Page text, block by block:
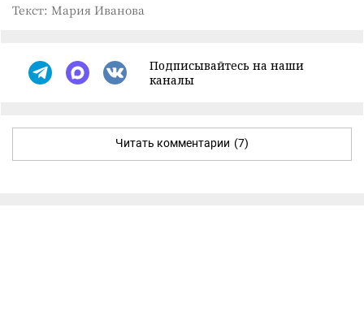
Текст: Мария Иванова
Подписывайтесь на наши
каналы
Читать комментарии (7)